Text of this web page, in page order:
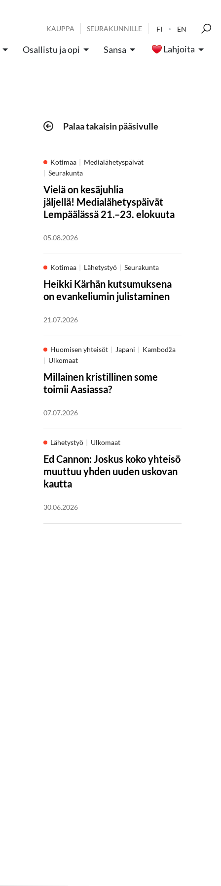
KAUPPA SEURAKUNNILLE FI EN
Osallistu ja opi Sansa Lahjoita
Palaa takaisin pääsivulle
Kotimaa
Medialähetyspäivät
Seurakunta
Vielä on kesäjuhlia
jäljellä! Medialähetyspäivät
Lempäälässä 21.–23. elokuuta
05.08.2026
Kotimaa Lähetystyö Seurakunta
Heikki Kärhän kutsumuksena
on evankeliumin julistaminen
21.07.2026
Huomisen yhteisöt Japani
Kambodža
Ulkomaat
Millainen kristillinen some
toimii Aasiassa?
07.07.2026
Lähetystyö Ulkomaat
Ed Cannon: Joskus koko yhteisö
muuttuu yhden uuden uskovan
kautta
30.06.2026